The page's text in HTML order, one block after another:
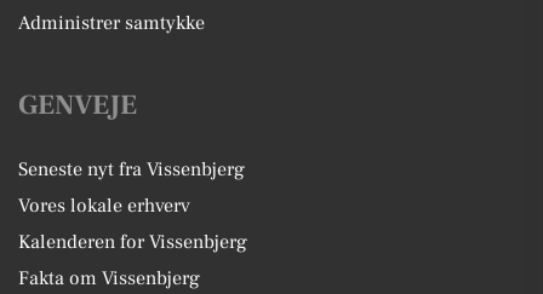
Administrer samtykke
GENVEJE
Seneste nyt fra Vissenbjerg
Vores lokale erhverv
Kalenderen for Vissenbjerg
Fakta om Vissenbjerg